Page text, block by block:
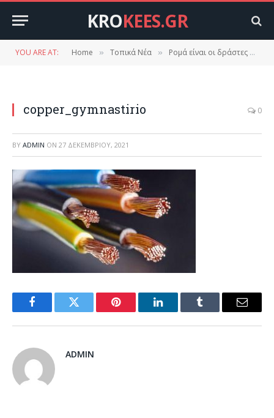
KROKEES.GR
YOU ARE AT: Home » Τοπικά Νέα » Ρομά είναι οι δράστες δολιοφθοράς στον δήμο Ευρώτα.
copper_gymnastirio 0
BY ADMIN ON 27 ΔΕΚΕΜΒΡΊΟΥ, 2021
FacebookTwitter Pinterest LinkedInTumblr Email
ADMIN